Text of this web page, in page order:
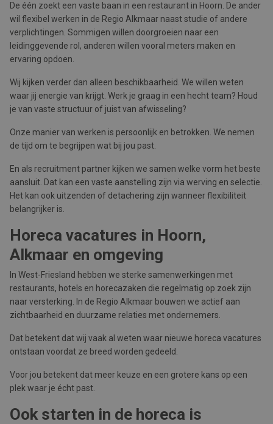
De één zoekt een vaste baan in een restaurant in Hoorn. De ander
wil flexibel werken in de Regio Alkmaar naast studie of andere
verplichtingen. Sommigen willen doorgroeien naar een
leidinggevende rol, anderen willen vooral meters maken en
ervaring opdoen.
Wij kijken verder dan alleen beschikbaarheid. We willen weten
waar jij energie van krijgt. Werk je graag in een hecht team? Houd
je van vaste structuur of juist van afwisseling?
Onze manier van werken is persoonlijk en betrokken. We nemen
de tijd om te begrijpen wat bij jou past.
En als recruitment partner kijken we samen welke vorm het beste
aansluit. Dat kan een vaste aanstelling zijn via werving en selectie.
Het kan ook uitzenden of detachering zijn wanneer flexibiliteit
belangrijker is.
Horeca vacatures in Hoorn,
Alkmaar en omgeving
In West-Friesland hebben we sterke samenwerkingen met
restaurants, hotels en horecazaken die regelmatig op zoek zijn
naar versterking. In de Regio Alkmaar bouwen we actief aan
zichtbaarheid en duurzame relaties met ondernemers.
Dat betekent dat wij vaak al weten waar nieuwe horeca vacatures
ontstaan voordat ze breed worden gedeeld.
Voor jou betekent dat meer keuze en een grotere kans op een
plek waar je écht past.
Ook starten in de horeca is